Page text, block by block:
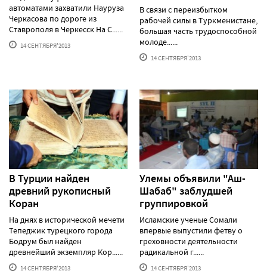
автоматами захватили Науруза
Черкасова по дороге из
Ставрополя в Черкесск На С......
14 СЕНТЯБРЯ'2013
В связи с переизбытком
рабочей силы в Туркменистане,
большая часть трудоспособной
молоде......
14 СЕНТЯБРЯ'2013
В Турции найден
древний рукописный
Коран
На днях в исторической мечети
Тепеджик турецкого города
Бодрум был найден
древнейший экземпляр Кор......
14 СЕНТЯБРЯ'2013
Улемы объявили "Аш-
Шабаб" заблудшей
группировкой
Исламские ученые Сомали
впервые выпустили фетву о
греховности деятельности
радикальной г......
14 СЕНТЯБРЯ'2013